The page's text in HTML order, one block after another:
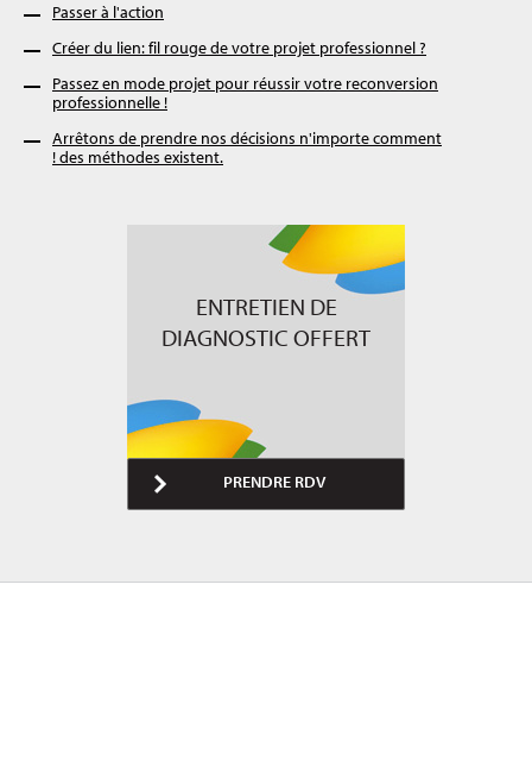
Passer à l'action
Créer du lien: fil rouge de votre projet professionnel ?
Passez en mode projet pour réussir votre reconversion
professionnelle !
Arrêtons de prendre nos décisions n'importe comment
! des méthodes existent.
ENTRETIEN DE
DIAGNOSTIC OFFERT
PRENDRE RDV